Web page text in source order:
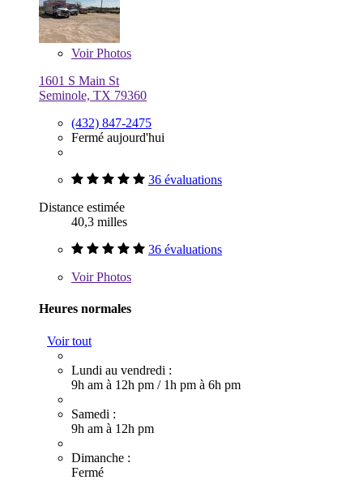
VoirPhotos
1601 S Main St
Seminole, TX 79360
(432) 847-2475
Fermé aujourd'hui
36 évaluations
Distance estimée
40,3 milles
36 évaluations
VoirPhotos
Heures normales
Voir tout
Lundi au vendredi :
9h am à 12h pm / 1h pm à 6h pm
Samedi :
9h am à 12h pm
Dimanche :
Fermé